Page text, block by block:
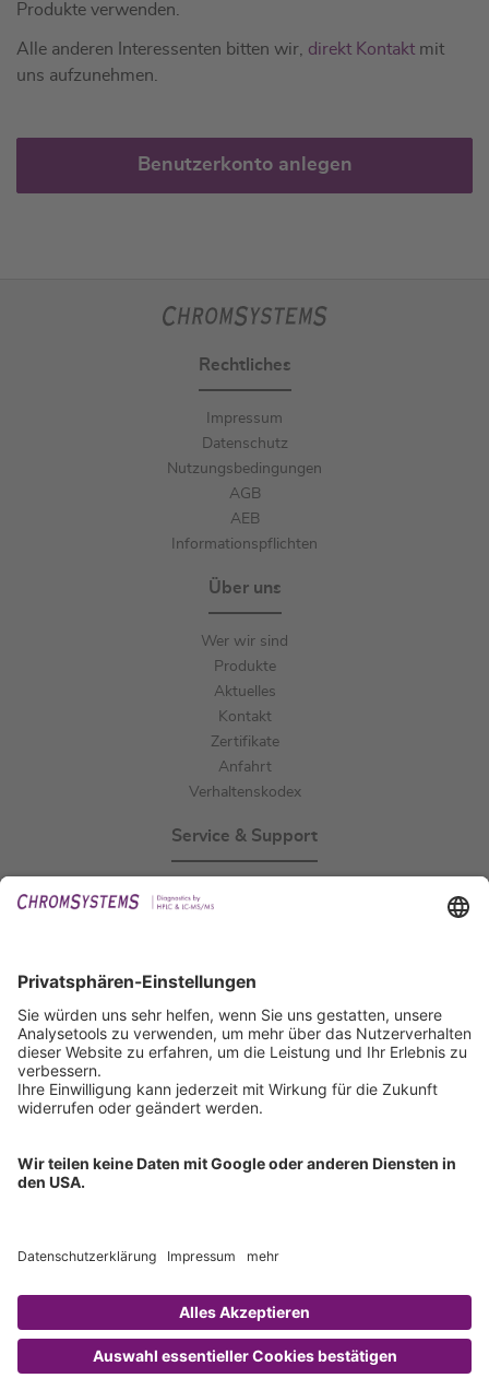
Produkte verwenden.
Alle anderen Interessenten bitten wir, direkt Kontakt mit
uns aufzunehmen.
Benutzerkonto anlegen
Rechtliches
Impressum
Datenschutz
Nutzungsbedingungen
AGB
AEB
Informationspflichten
Über uns
Wer wir sind
Produkte
Aktuelles
Kontakt
Zertifikate
Anfahrt
Verhaltenskodex
Service & Support
IFU anfordern
Zertifizierungen
ISO 9001 Zertifikat